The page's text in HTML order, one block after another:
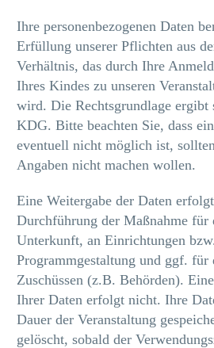
Ihre personenbezogenen Daten
Erfüllung unserer Pflichten aus
Verhältnis, das durch Ihre
Ihres Kindes zu unseren
wird. Die Rechtsgrundlage ergibt
KDG. Bitte beachten Sie, dass
eventuell nicht möglich ist,
Angaben nicht machen wollen.
Eine Weitergabe der Daten
Durchführung der Maßnahme für
Unterkunft, an Einrichtungen
Programmgestaltung und ggf. für
Zuschüssen (z.B. Behörden).
Ihrer Daten erfolgt nicht. Ihre
Dauer der Veranstaltung
gelöscht, sobald der